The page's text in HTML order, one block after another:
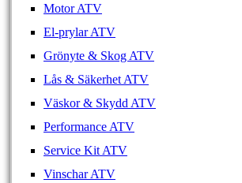
Motor ATV
El-prylar ATV
Grönyte & Skog ATV
Lås & Säkerhet ATV
Väskor & Skydd ATV
Performance ATV
Service Kit ATV
Vinschar ATV